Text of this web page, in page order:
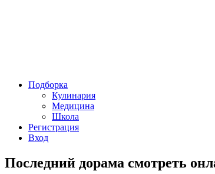
Подборка
Кулинария
Медицина
Школа
Регистрация
Вход
Последний дорама смотреть